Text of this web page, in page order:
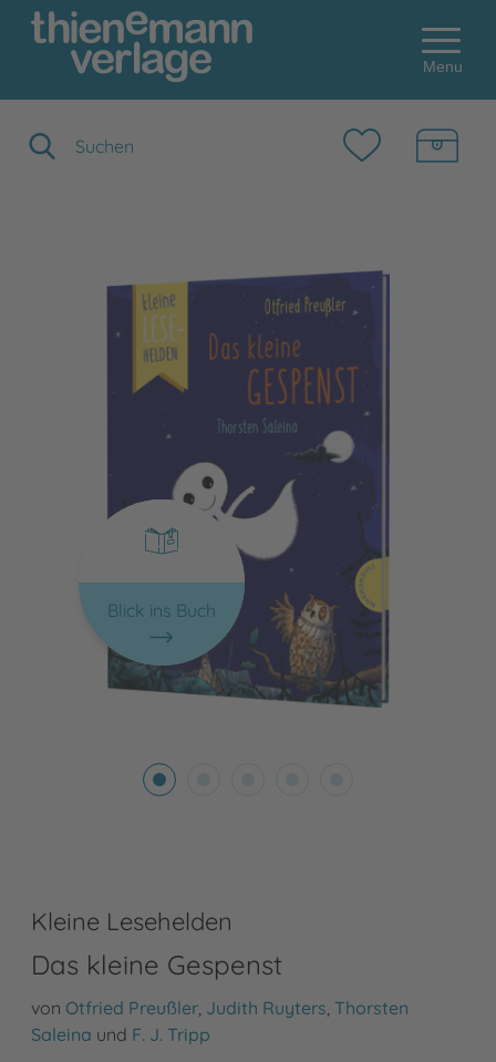
Menu
Blick ins Buch
Kleine Lesehelden
Das kleine Gespenst
von Otfried Preußler Judith Ruyters Thorsten
Saleina und F. J. Tripp